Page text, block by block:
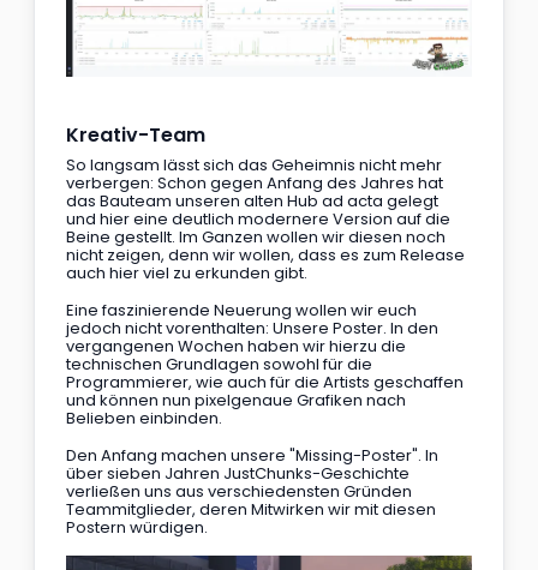
Kreativ-Team
So langsam lässt sich das Geheimnis nicht mehr
verbergen: Schon gegen Anfang des Jahres hat
das Bauteam unseren alten Hub ad acta gelegt
und hier eine deutlich modernere Version auf die
Beine gestellt. Im Ganzen wollen wir diesen noch
nicht zeigen, denn wir wollen, dass es zum Release
auch hier viel zu erkunden gibt.
Eine faszinierende Neuerung wollen wir euch
jedoch nicht vorenthalten: Unsere Poster. In den
vergangenen Wochen haben wir hierzu die
technischen Grundlagen sowohl für die
Programmierer, wie auch für die Artists geschaffen
und können nun pixelgenaue Grafiken nach
Belieben einbinden.
Den Anfang machen unsere "Missing-Poster". In
über sieben Jahren JustChunks-Geschichte
verließen uns aus verschiedensten Gründen
Teammitglieder, deren Mitwirken wir mit diesen
Postern würdigen.